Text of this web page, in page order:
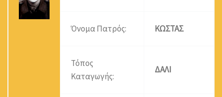
Όνομα Πατρός: ΚΩΣΤΑΣ
Τόπος
Καταγωγής:
ΔΑΛΙ